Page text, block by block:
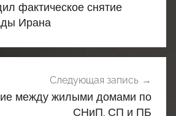
фактическое снятие
Ирана
Следующая запись
между жилыми домами по
СНиП, СП и ПБ